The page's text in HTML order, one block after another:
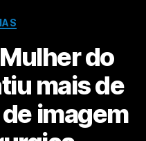
do
mais de
imagem